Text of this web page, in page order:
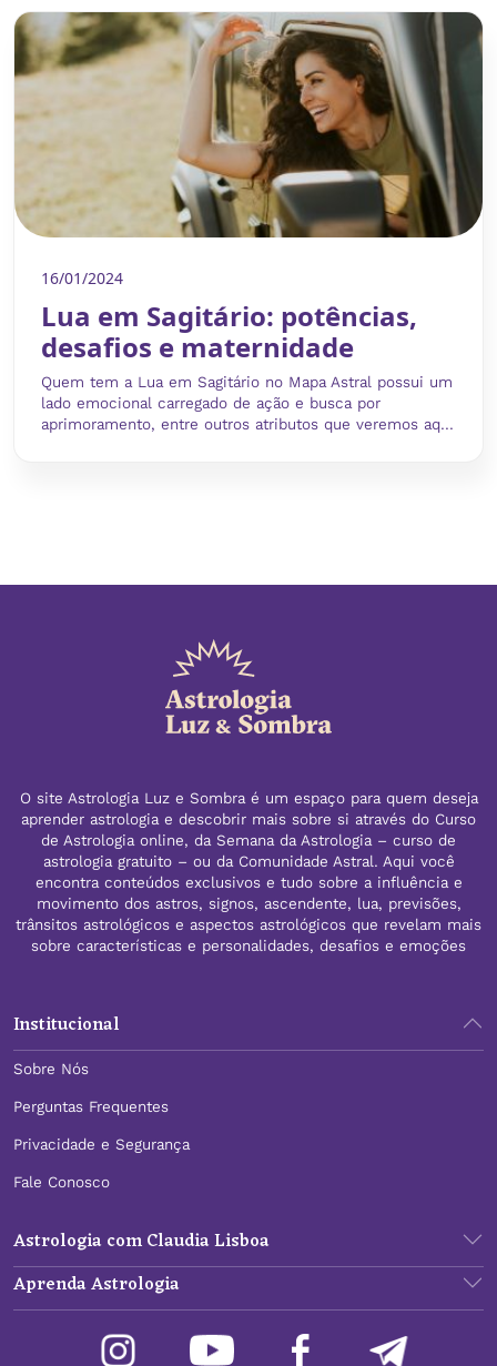
16/01/2024
Lua em Sagitário: potências,
desafios e maternidade
Quem tem a Lua em Sagitário no Mapa Astral possui um
lado emocional carregado de ação e busca por
aprimoramento, entre outros atributos que veremos aq...
O site Astrologia Luz e Sombra é um espaço para quem deseja
aprender astrologia e descobrir mais sobre si através do Curso
de Astrologia online, da Semana da Astrologia – curso de
astrologia gratuito – ou da Comunidade Astral. Aqui você
encontra conteúdos exclusivos e tudo sobre a influência e
movimento dos astros, signos, ascendente, lua, previsões,
trânsitos astrológicos e aspectos astrológicos que revelam mais
sobre características e personalidades, desafios e emoções
Institucional
Sobre Nós
Perguntas Frequentes
Privacidade e Segurança
Fale Conosco
Astrologia com Claudia Lisboa
Aprenda Astrologia